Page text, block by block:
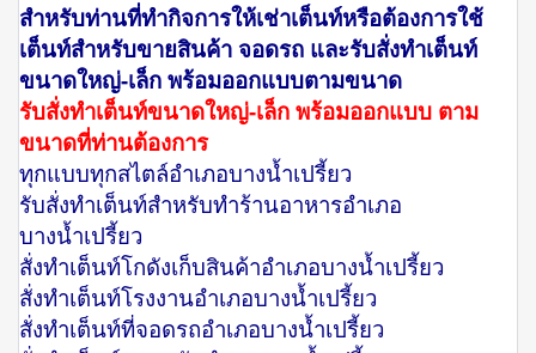
สำหรับท่านที่ทำกิจการให้เช่าเต็นท์หรือต้องการใช้
เต็นท์สำหรับขายสินค้า จอดรถ และรับสั่งทำเต็นท์
ขนาดใหญ่-เล็ก พร้อมออกแบบตามขนาด
รับสั่งทำเต็นท์ขนาดใหญ่-เล็ก พร้อมออกแบบ ตาม
ขนาดที่ท่านต้องการ
ทุกแบบทุกสไตล์อำเภอบางน้ำเปรี้ยว
รับสั่งทำเต็นท์สำหรับทำร้านอาหารอำเภอ
บางน้ำเปรี้ยว
สั่งทำเต็นท์โกดังเก็บสินค้าอำเภอบางน้ำเปรี้ยว
สั่งทำเต็นท์โรงงานอำเภอบางน้ำเปรี้ยว
สั่งทำเต็นท์ที่จอดรถอำเภอบางน้ำเปรี้ยว